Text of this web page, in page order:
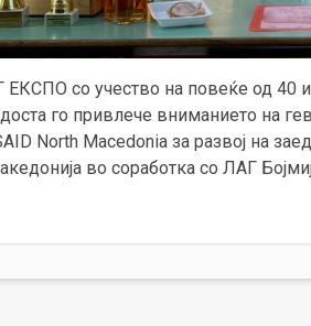
со учество на повеќе од 40
го привлече вниманието на
North Macedonia за развој на
во соработка со ЛАГ